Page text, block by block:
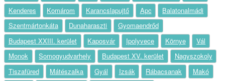
Kenderes
Komárom Karancslapujtő Apc
Balatonalmádi
Szentmártonkáta
Dunaharaszti
Gyomaendrőd
Budapest XXIII. kerület
Kaposvár Ipolyvece Környe
Vál
Monok
Somogyudvarhely Budapest XV. kerület
Nagyszokoly
Tiszafüred
Mátészalka Gyál Izsák Rábacsanak
Makó